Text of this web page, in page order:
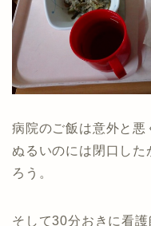
病院のご飯は意外と悪
ぬるいのには閉口し
ろう。
そして30分おきに看